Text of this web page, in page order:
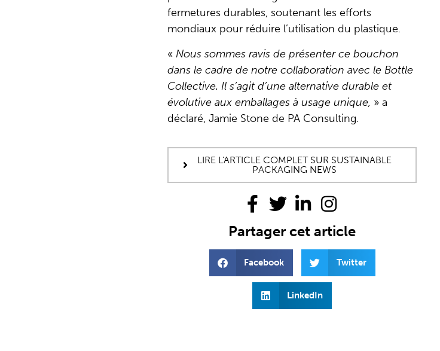
fermetures durables, soutenant les efforts
mondiaux pour réduire l’utilisation du plastique.
«Nous sommes ravis de présenter ce bouchon
dans le cadre de notre collaboration avec le Bottle
Collective. Il s’agit d’une alternative durable et
évolutive aux emballages à usage unique, » a
déclaré, Jamie Stone de PA Consulting.
LIRE L'ARTICLE COMPLET SUR SUSTAINABLE
PACKAGING NEWS
Partager cet article
Facebook Twitter
LinkedIn